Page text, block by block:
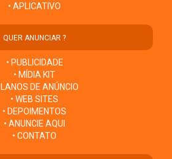
• APLICATIVO
QUER ANUNCIAR ?
• PUBLICIDADE
• MÍDIA KIT
DE ANÚNCIO
• WEB SITES
• DEPOIMENTOS
• ANUNCIE AQUI
• CONTATO